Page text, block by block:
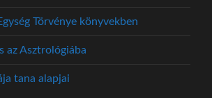
Törvénye könyvekben
az Asztrológiába
tana alapjai